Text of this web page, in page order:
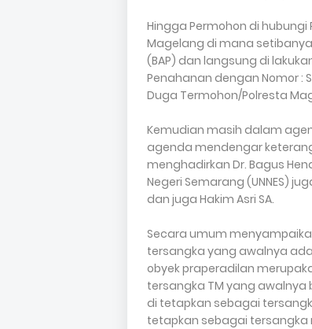
Hingga Permohon di hubungi
Magelang di mana
(BAP) dan langsung di
Penahanan dengan Nomor :
Duga Termohon/Polresta
Kemudian masih dalam
agenda mendengar
menghadirkan Dr. Bagus
Negeri Semarang (UNNES)
dan juga Hakim Asri SA.
Secara umum
tersangka yang awalnya
obyek praperadilan
tersangka TM yang
di tetapkan sebagai
tetapkan sebagai tersangka